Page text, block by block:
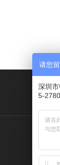
请您
深圳
5-